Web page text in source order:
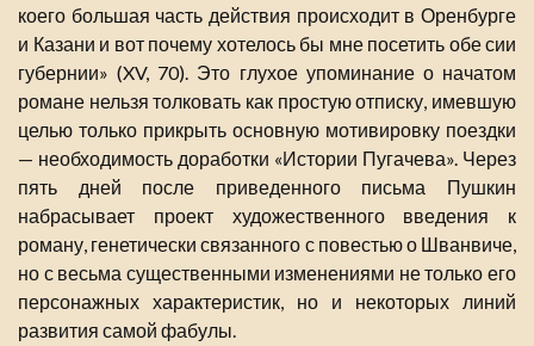
коего большая часть действия происходит в Оренбурге
и Казани и вот почему хотелось бы мне посетить обе сии
губернии» (XV, 70). Это глухое упоминание о начатом
романе нельзя толковать как простую отписку, имевшую
целью только прикрыть основную мотивировку поездки
— необходимость доработки «Истории Пугачева». Через
пять дней после приведенного письма Пушкин
набрасывает проект художественного введения к
роману, генетически связанного с повестью о Шванвиче,
но с весьма существенными изменениями не только его
персонажных характеристик, но и некоторых линий
развития самой фабулы.